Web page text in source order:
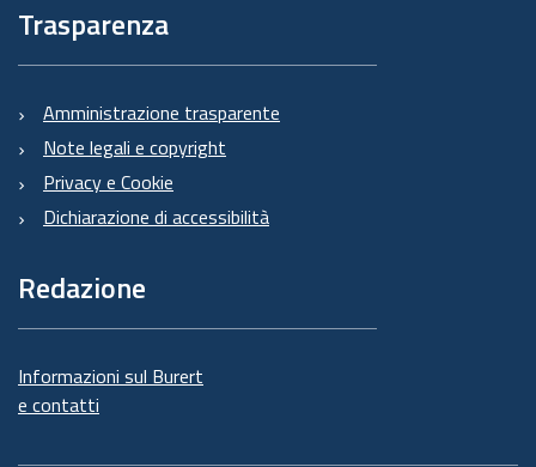
Trasparenza
Amministrazione trasparente
Note legali e copyright
Privacy e Cookie
Dichiarazione di accessibilità
Redazione
Informazioni sul Burert
e contatti